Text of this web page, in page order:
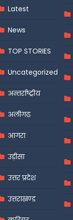
Latest
News
TOP STORIES
Uncategorized
अन्तर्राष्ट्रीय
अलीगढ़
आगरा
उड़ीसा
उत्तर प्रदेश
उत्तराखण्ड